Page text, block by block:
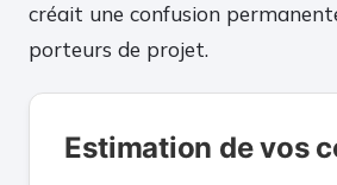
créait une confusion
porteurs de projet.
Estimation de vos